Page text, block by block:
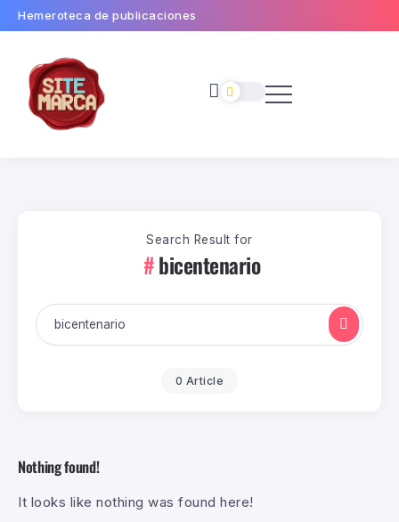
Hemeroteca de publicaciones
Search Result for
bicentenario
0 Article
Nothing found!
It looks like nothing was found here!